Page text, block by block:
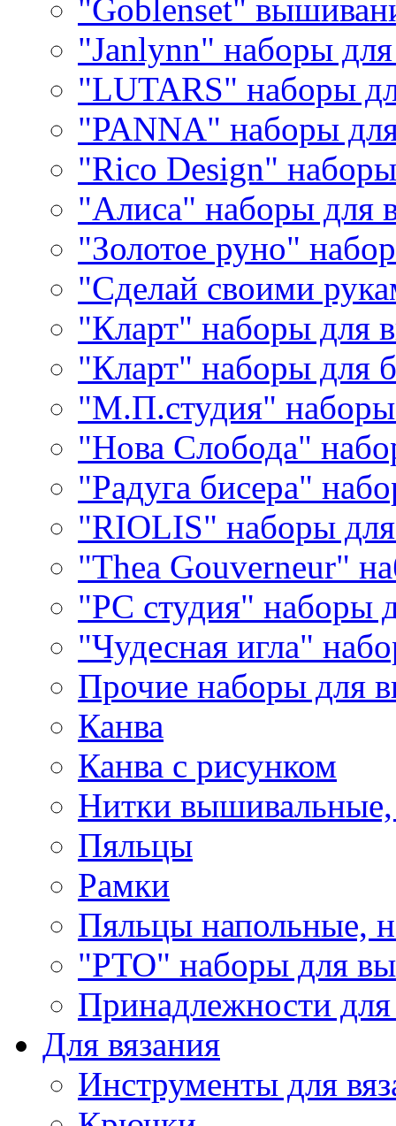
"Goblenset"
"Janlynn" наборы
"LUTARS" наборы
"PANNA" наборы
"Rico Design"
"Алиса" наборы для
"Золотое руно"
"Сделай своими
"Кларт" наборы для
"Кларт" наборы для
"М.П.студия"
"Нова Слобода"
"Радуга бисера"
"RIOLIS" наборы
"Thea Gouverneur"
"РС студия" наборы
"Чудесная игла"
Прочие наборы для
Канва
Канва с рисунком
Нитки
Пяльцы
Рамки
Пяльцы напольные,
"РТО" наборы для
Принадлежности
Для вязания
Инструменты для